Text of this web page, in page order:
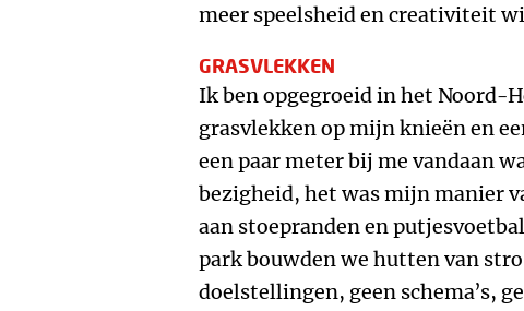
meer speelsheid en creativiteit
GRASVLEKKEN
Ik ben opgegroeid in het Noord-
grasvlekken op mijn knieën en
een paar meter bij me vandaan
bezigheid, het was mijn manier
aan stoepranden en
park bouwden we hutten van
doelstellingen, geen schema’s,